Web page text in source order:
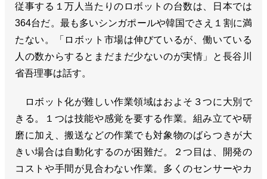
従事する１万人当たりのロボットの台数は、日本では
364台だ。最も多いシンガポールや韓国でさえ１割に満
たない。「ロボット市場は伸びているが、働いている
人の数からするとまだまだ少ないのが実情」と長谷川
省吾理事は話す。
ロボット化が難しい作業領域はおよそ３つに大別で
きる。１つは技能や感覚を要する作業。組み立てや研
磨に加え、搬送などの作業でも対象物のばらつきが大
きい場合は自動化するのが困難だ。２つ目は、開発の
コストや手間が見合わない作業。多くのセンサーやカ